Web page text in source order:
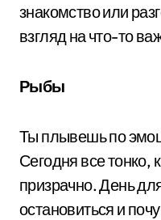
знакомство или
взгляд на что-то
Рыбы
Ты плывешь по
Сегодня все тонко,
призрачно. День
остановиться и